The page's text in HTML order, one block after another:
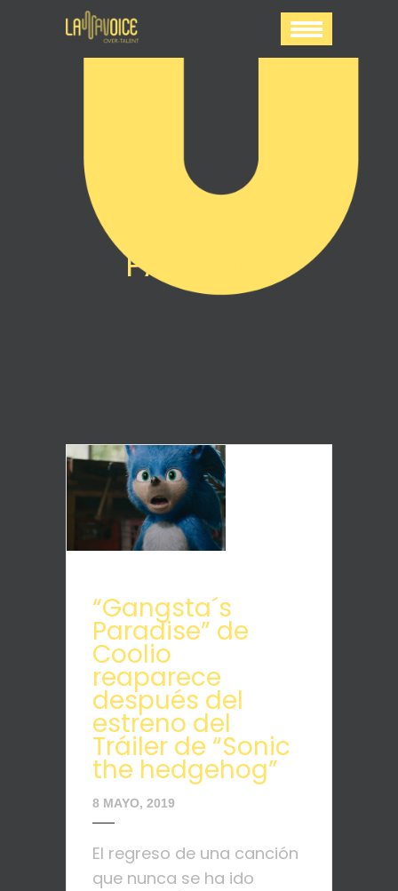
PARADISE
“Gangsta´s
Paradise” de
Coolio
reaparece
después del
estreno del
Tráiler de “Sonic
the hedgehog”
8 MAYO, 2019
El regreso de una canción
que nunca se ha ido